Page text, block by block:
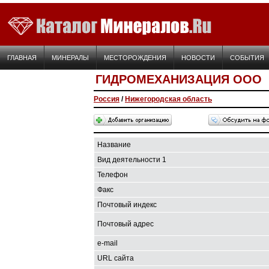
ГЛАВНАЯ МИНЕРАЛЫ МЕСТОРОЖДЕНИЯ НОВОСТИ СОБЫТИЯ
ГИДРОМЕХАНИЗАЦИЯ ООО
Россия / Нижегородская область
Название
Вид деятельности 1
Телефон
Факс
Почтовый индекс
Почтовый адрес
e-mail
URL сайта